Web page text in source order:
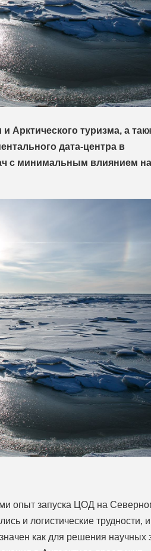
Арктического туризма, а
дата-центра в
с минимальным влиянием на
опыт запуска ЦОД на
и логистические трудности,
как для решения научных